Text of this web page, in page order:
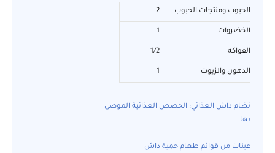
الحبوب ومنتجات الحبوب 2
الخضروات 1
الفواكه 1/2
الدهون والزيوت 1
نظام داش الغذائي: الحصص الغذائية الموصى
بها
عينات من قوائم طعام حمية داش